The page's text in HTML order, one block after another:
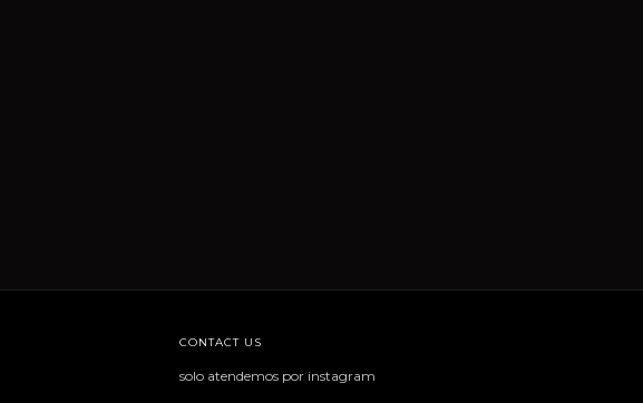
CONTACT US
solo atendemos por instagram